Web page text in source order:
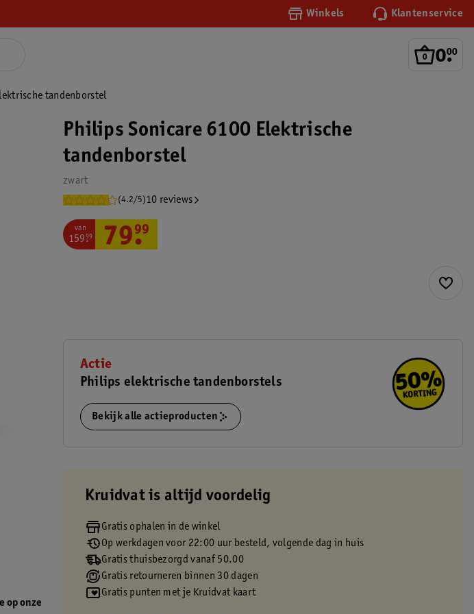
Winkels Klantenservice
0.
00
tandenborstel
op onze
Philips Sonicare 6100 Elektrische
tandenborstel
zwart
(4.2/5)10 reviews
van
159.
99 79.
99
Actie
Philips elektrische tandenborstels
Bekijk alle actieproducten
Kruidvat is altijd voordelig
Gratis ophalen in de winkel
Op werkdagen voor 22:00 uur besteld, volgende dag in huis
Gratis thuisbezorgd vanaf 50.00
Gratis retourneren binnen 30 dagen
Gratis punten met je Kruidvat kaart